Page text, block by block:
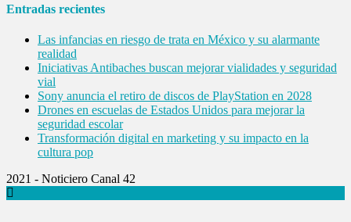
Entradas recientes
Las infancias en riesgo de trata en México y su alarmante
realidad
Iniciativas Antibaches buscan mejorar vialidades y seguridad
vial
Sony anuncia el retiro de discos de PlayStation en 2028
Drones en escuelas de Estados Unidos para mejorar la
seguridad escolar
Transformación digital en marketing y su impacto en la
cultura pop
2021 - Noticiero Canal 42